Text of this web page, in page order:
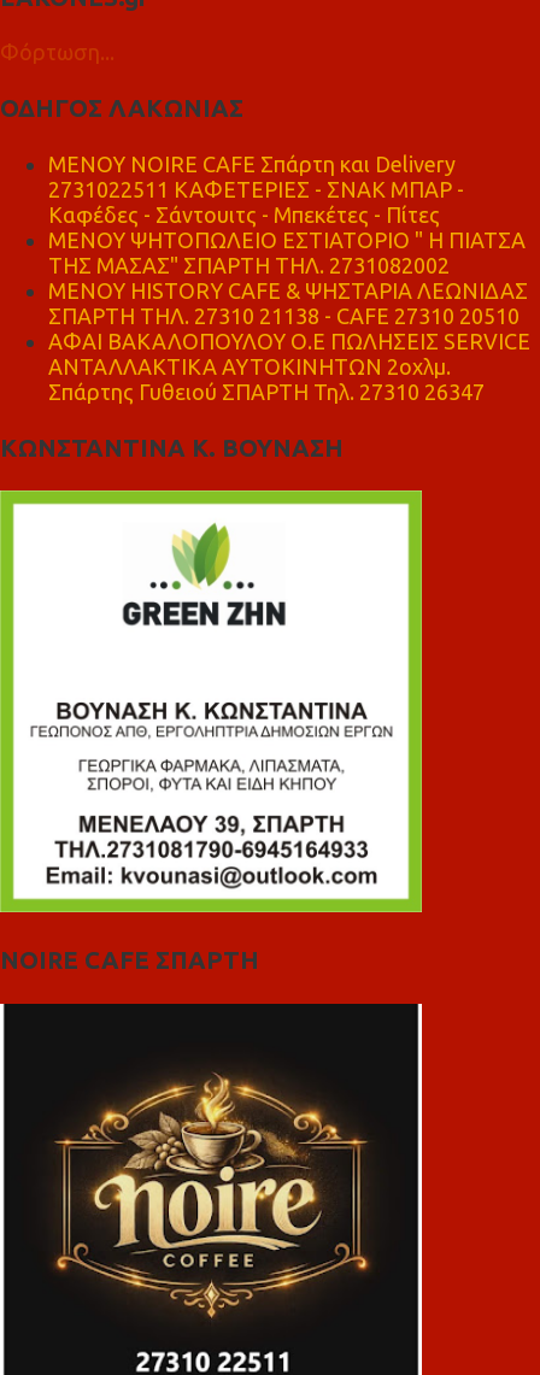
Φόρτωση...
ΟΔΗΓΟΣ ΛΑΚΩΝΙΑΣ
MENOY NOIRE CAFE Σπάρτη και Delivery
2731022511 ΚΑΦΕΤΕΡΙΕΣ - ΣΝΑΚ ΜΠΑΡ -
Καφέδες - Σάντουιτς - Μπεκέτες - Πίτες
ΜΕΝΟΥ ΨΗΤΟΠΩΛΕΙΟ ΕΣΤΙΑΤΟΡΙΟ " Η ΠΙΑΤΣΑ
ΤΗΣ ΜΑΣΑΣ" ΣΠΑΡΤΗ ΤΗΛ. 2731082002
ΜΕΝΟΥ HISTORY CAFE & ΨΗΣΤΑΡΙΑ ΛΕΩΝΙΔΑΣ
ΣΠΑΡΤΗ ΤΗΛ. 27310 21138 - CAFE 27310 20510
ΑΦΑΙ ΒΑΚΑΛΟΠΟΥΛΟΥ Ο.Ε ΠΩΛΗΣΕΙΣ SERVICE
ΑΝΤΑΛΛΑΚΤΙΚΑ ΑΥΤΟΚΙΝΗΤΩΝ 2οχλμ.
Σπάρτης Γυθειού ΣΠΑΡΤΗ Τηλ. 27310 26347
ΚΩΝΣΤΑΝΤΙΝΑ Κ. ΒΟΥΝΑΣΗ
NOIRE CAFE ΣΠΑΡΤΗ